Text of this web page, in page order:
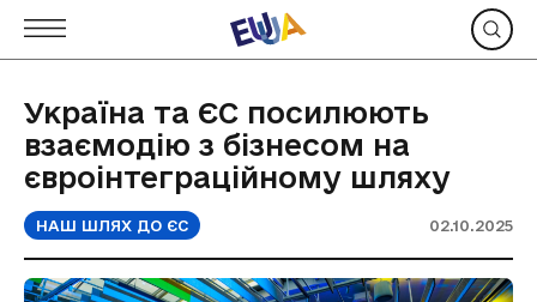
Україна та ЄС посилюють
взаємодію з бізнесом на
євроінтеграційному шляху
НАШ ШЛЯХ ДО ЄС 02.10.2025